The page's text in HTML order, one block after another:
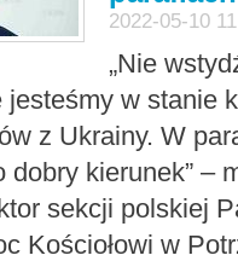
2022-05-10
„Nie
w stanie
z Ukrainy. W
dobry kierunek” –
sekcji polskiej
Kościołowi w